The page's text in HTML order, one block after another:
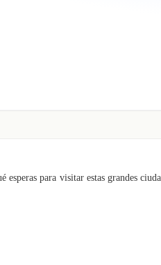
para visitar estas grandes